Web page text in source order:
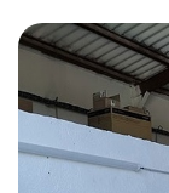
• la contre-visite
• le contrôle
• le contrôle
• le contrôle